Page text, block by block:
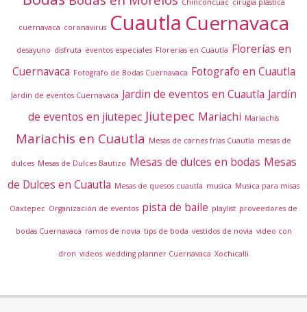
cuernavaca coronavirus Cuautla Cuernavaca
desayuno disfruta eventos especiales Florerias en Cuautla Florerías en
Cuernavaca Fotografo de Bodas Cuernavaca Fotografo en Cuautla
Jardin de eventos Cuernavaca Jardin de eventos en Cuautla Jardín
de eventos en jiutepec Jiutepec Mariachi Mariachis
Mariachis en Cuautla Mesas de carnes frías Cuautla mesas de
dulces Mesas de Dulces Bautizo Mesas de dulces en bodas Mesas
de Dulces en Cuautla Mesas de quesos cuautla musica Musica para misas
Oaxtepec Organización de eventos pista de baile playlist proveedores de
bodas Cuernavaca ramos de novia tips de boda vestidos de novia video con
dron videos wedding planner Cuernavaca Xochicalli